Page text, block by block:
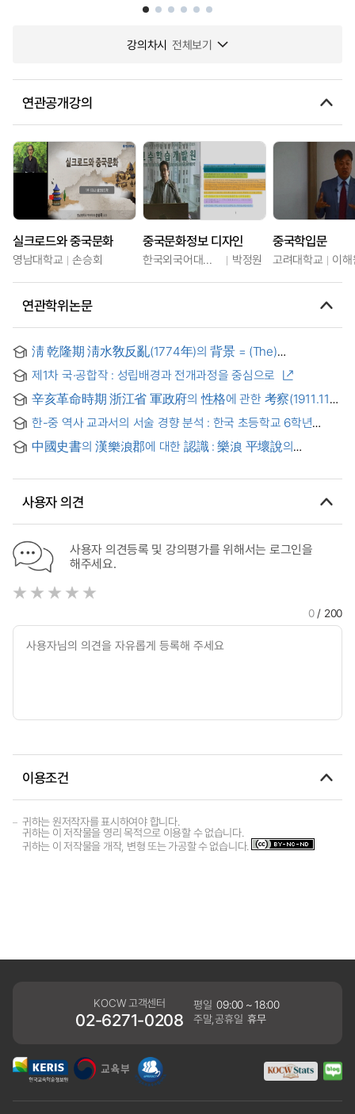
강의차시 전체보기
연관공개강의
실크로드와 중국문화
영남대학교 손승회
중국문화정보 디자인
한국외국어대학교 박정원
중국학입문
고려대학교 이
연관학위논문
淸 乾隆期 淸水敎反亂(1774年)의 背景 = (The)
in the reign of Ch'ien-lung(乾隆) under the ch'ing(淸)
제1차 국·공합작 : 성립배경과 전개과정을 중심으로
辛亥革命時期 浙江省 軍政府의 性格에 관한 考察(1911.11-
Government during the 1911 Revolution(1911.11-1912.8)
한-중 역사 교과서의 서술 경향 분석 : 한국 초등학교 6학년
1학기 사회교과서, 중국 인민교육출판사 7학년 중국역사 상,
하권의 전근대의 한-중 관계 서술을 중심으로 = Analysis about
and China
中國史書의 漢樂浪郡에 대한 認識 : 樂浪 平壞說의
사용자 의견
사용자 의견등록 및 강의평가를 위해서는 로그인을
해주세요.
0/ 200
이용조건
귀하는 원저작자를 표시하여야 합니다.
귀하는 이 저작물을 영리 목적으로 이용할 수 없습니다.
귀하는 이 저작물을 개작, 변형 또는 가공할 수 없습니다.
KOCW 고객센터
02-6271-0208
평일 09:00 ~ 18:00
주말,공휴일 휴무